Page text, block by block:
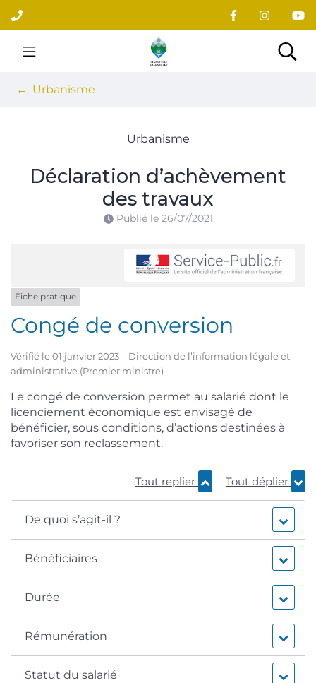
Aller
au
contenu
Site officiel du village
Urbanisme
Urbanisme
Déclaration d’achèvement
des travaux
Publié le 26/07/2021
Fiche pratique
Congé de conversion
Vérifié le 01 janvier 2023 – Direction de l’information légale et
administrative (Premier ministre)
Le congé de conversion permet au salarié dont le
licenciement économique est envisagé de
bénéficier, sous conditions, d’actions destinées à
favoriser son reclassement.
Tout replier Tout déplier
De quoi s’agit-il ?
Bénéficiaires
Durée
Rémunération
Statut du salarié